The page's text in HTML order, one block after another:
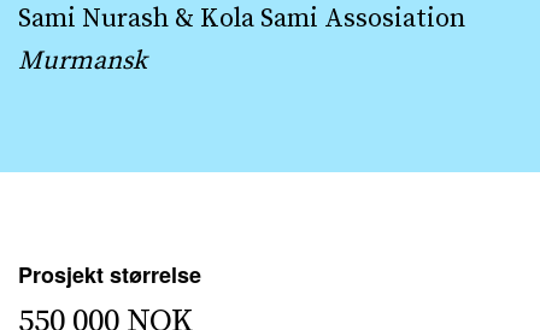
Sami Nurash & Kola Sami Assosiation
Murmansk
Prosjekt størrelse
550 000 NOK